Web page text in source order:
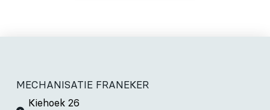
MECHANISATIE FRANEKER
Kiehoek 26